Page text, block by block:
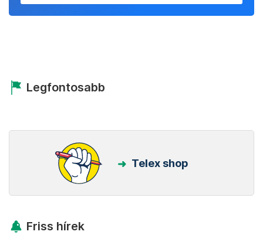
Legfontosabb
Telex shop
Friss hírek